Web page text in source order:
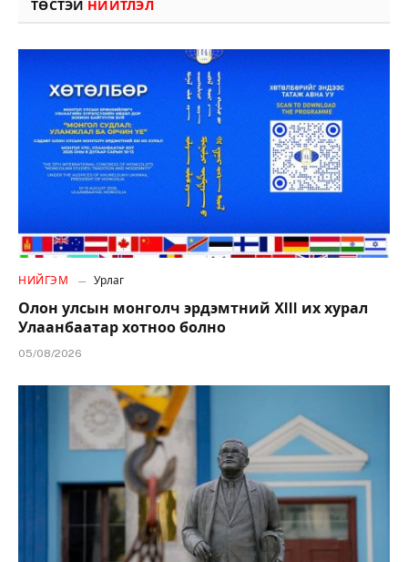
ТӨСТЭЙ НИЙТЛЭЛ
НИЙГЭМ Урлаг
Олон улсын монголч эрдэмтний XIII их хурал
Улаанбаатар хотноо болно
05/08/2026